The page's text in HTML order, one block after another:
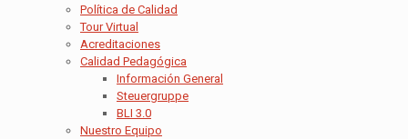
Política de Calidad
Tour Virtual
Acreditaciones
Calidad Pedagógica
Información General
Steuergruppe
BLI 3.0
Nuestro Equipo